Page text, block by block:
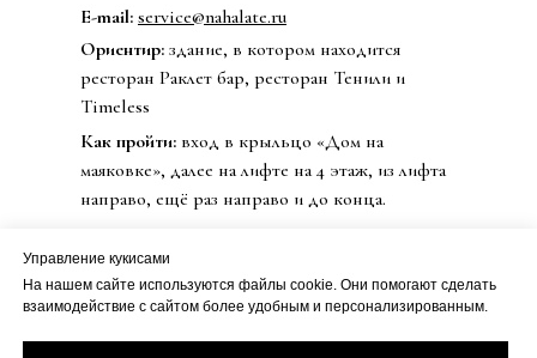
© 2020 Бренд одежды nahalate
Ориентир: здание, в котором находится
ресторан Раклет бар, ресторан Тенили и
Timeless
Как пройти: вход в крыльцо «Дом на
маяковке», далее на лифте на 4 этаж, из лифта
направо, ещё раз направо и до конца.
E-mail: service@nahalate.ru
Управление кукисами
На нашем сайте используются файлы cookie. Они помогают сделать
взаимодействие с сайтом более удобным и персонализированным.